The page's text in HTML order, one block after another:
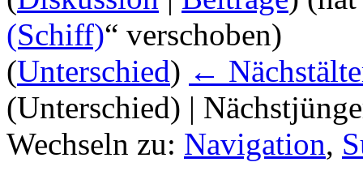
(Schiff)“ verschoben)
(Unterschied) ←
(Unterschied) |
Wechseln zu: Navigation,